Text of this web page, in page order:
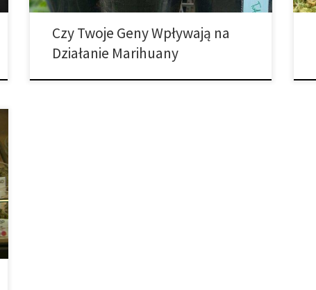
Czy Twoje Geny Wpływają na
Działanie Marihuany